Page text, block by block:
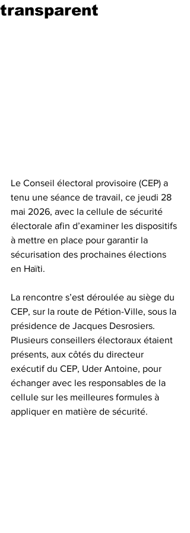
transparent
Le Conseil électoral provisoire (CEP) a
tenu une séance de travail, ce jeudi 28
mai 2026, avec la cellule de sécurité
électorale afin d’examiner les dispositifs
à mettre en place pour garantir la
sécurisation des prochaines élections
en Haïti.
La rencontre s’est déroulée au siège du
CEP, sur la route de Pétion-Ville, sous la
présidence de Jacques Desrosiers.
Plusieurs conseillers électoraux étaient
présents, aux côtés du directeur
exécutif du CEP, Uder Antoine, pour
échanger avec les responsables de la
cellule sur les meilleures formules à
appliquer en matière de sécurité.